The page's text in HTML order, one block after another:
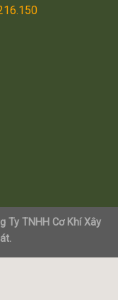
Ty TNHH Cơ Khí Xây